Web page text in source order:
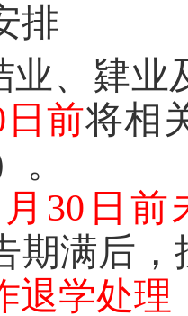
排
业、肄业
日前将相
。
月 30 日
期满后
退学处理